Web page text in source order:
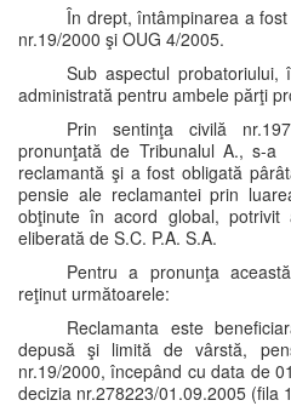
În drept, întâmpinarea a
nr.19/2000 şi OUG 4/2005.
Sub aspectul
administrată pentru ambele părţi
Prin sentinţa civilă
pronunţată de Tribunalul A., s-
reclamantă şi a fost obligată
pensie ale reclamantei prin
obţinute în acord global, potrivit
eliberată de S.C. P.A. S.A.
Pentru a pronunţa
reţinut următoarele:
Reclamanta este
depusă şi limită de vârstă,
nr.19/2000, începând cu data de
decizia nr.278223/01.09.2005 (fila